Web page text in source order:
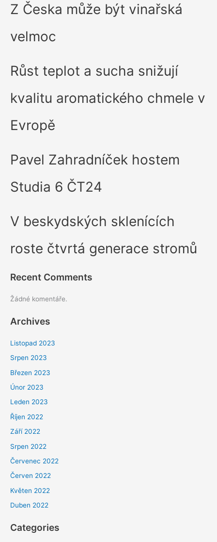
Z Česka může být vinařská
velmoc
Růst teplot a sucha snižují
kvalitu aromatického chmele v
Evropě
Pavel Zahradníček hostem
Studia 6 ČT24
V beskydských sklenících
roste čtvrtá generace stromů
Recent Comments
Žádné komentáře.
Archives
Listopad 2023
Srpen 2023
Březen 2023
Únor 2023
Leden 2023
Říjen 2022
Září 2022
Srpen 2022
Červenec 2022
Červen 2022
Květen 2022
Duben 2022
Categories